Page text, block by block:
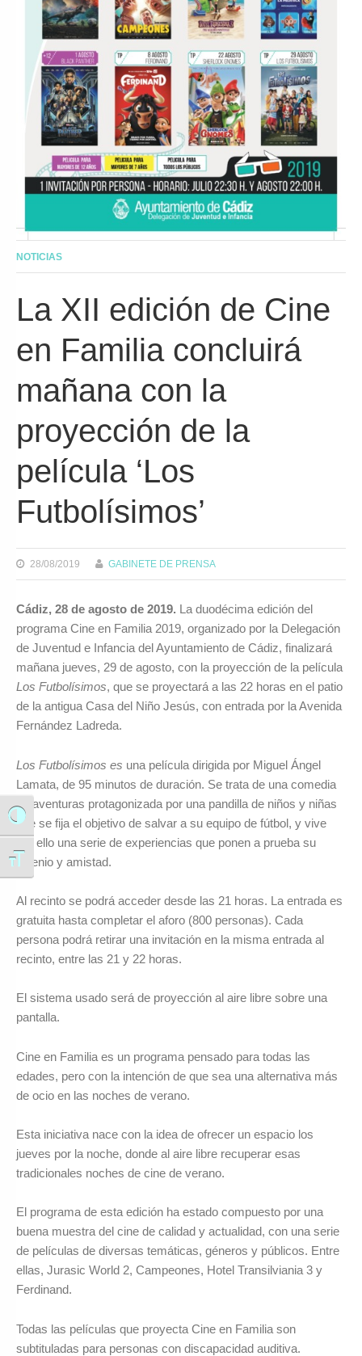
Alternar alto contraste
Alternar tamaño de letra
NOTICIAS
La XII edición de Cine
en Familia concluirá
mañana con la
proyección de la
película ‘Los
Futbolísimos’
28/08/2019 GABINETE DE PRENSA
Cádiz, 28 de agosto de 2019. La duodécima edición del
programa Cine en Familia 2019, organizado por la Delegación
de Juventud e Infancia del Ayuntamiento de Cádiz, finalizará
mañana jueves, 29 de agosto, con la proyección de la película
Los Futbolísimos, que se proyectará a las 22 horas en el patio
de la antigua Casa del Niño Jesús, con entrada por la Avenida
Fernández Ladreda.
Los Futbolísimos es una película dirigida por Miguel Ángel
Lamata, de 95 minutos de duración. Se trata de una comedia
de aventuras protagonizada por una pandilla de niños y niñas
que se fija el objetivo de salvar a su equipo de fútbol, y vive
por ello una serie de experiencias que ponen a prueba su
ingenio y amistad.
Al recinto se podrá acceder desde las 21 horas. La entrada es
gratuita hasta completar el aforo (800 personas). Cada
persona podrá retirar una invitación en la misma entrada al
recinto, entre las 21 y 22 horas.
El sistema usado será de proyección al aire libre sobre una
pantalla.
Cine en Familia es un programa pensado para todas las
edades, pero con la intención de que sea una alternativa más
de ocio en las noches de verano.
Esta iniciativa nace con la idea de ofrecer un espacio los
jueves por la noche, donde al aire libre recuperar esas
tradicionales noches de cine de verano.
El programa de esta edición ha estado compuesto por una
buena muestra del cine de calidad y actualidad, con una serie
de películas de diversas temáticas, géneros y públicos. Entre
ellas, Jurasic World 2, Campeones, Hotel Transilviania 3 y
Ferdinand.
Todas las películas que proyecta Cine en Familia son
subtituladas para personas con discapacidad auditiva.